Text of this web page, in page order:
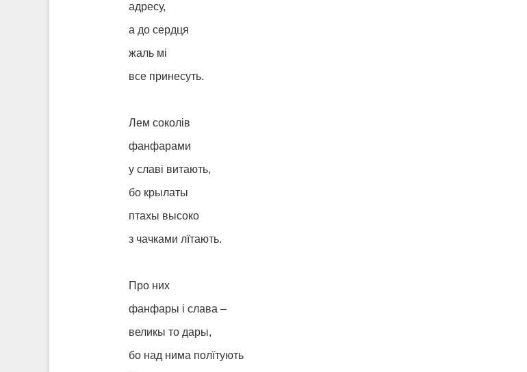
адресу,
а до сердця
жаль мі
все принесуть.
Лем соколів
фанфарами
у славі витають,
бо крылаты
птахы высоко
з чачками лїтають.
Про них
фанфары і слава –
великы то дары,
бо над нима полїтують